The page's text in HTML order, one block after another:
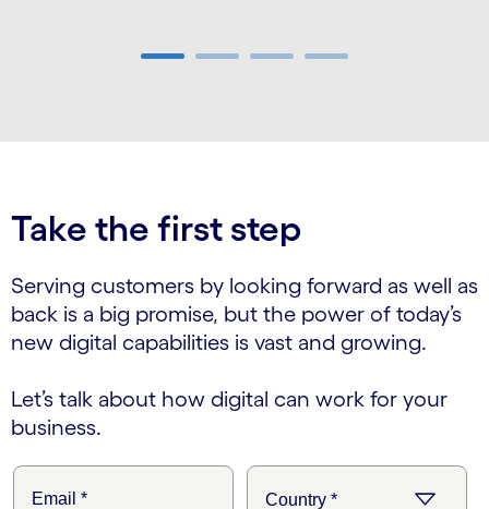
Take the first step
Serving customers by looking forward as well as
back is a big promise, but the power of today’s
new digital capabilities is vast and growing.
Let’s talk about how digital can work for your
business.